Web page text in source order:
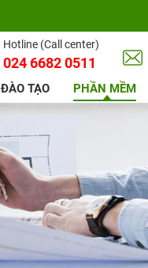
Hotline (Call center)
024 6682 0511
ĐÀO TẠO PHẦN MỀM